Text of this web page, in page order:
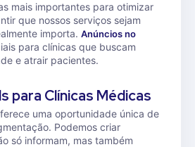
mais importantes para otimizar
que nossos serviços sejam
importa. Anúncios no
para clínicas que buscam
e atrair pacientes.
para Clínicas Médicas
uma oportunidade única de
Podemos criar
só informam, mas também